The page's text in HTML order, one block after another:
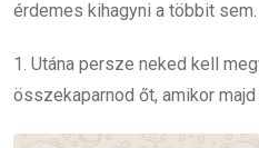
érdemes kihagyni a többit sem.
1. Utána persze neked kell
összekaparnod őt, amikor majd